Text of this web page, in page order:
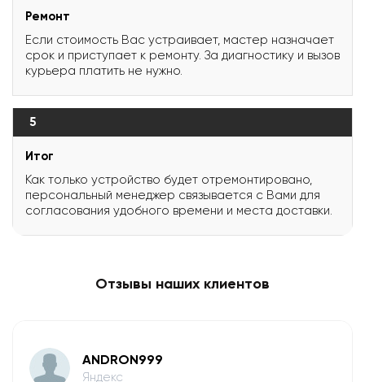
Ремонт
Если стоимость Вас устраивает, мастер назначает
срок и приступает к ремонту. За диагностику и вызов
курьера платить не нужно.
5
Итог
Как только устройство будет отремонтировано,
персональный менеджер связывается с Вами для
согласования удобного времени и места доставки.
Отзывы наших клиентов
ANDRON999
Яндекс